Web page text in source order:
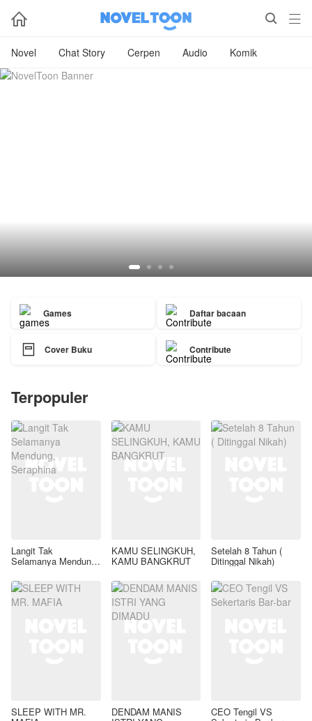
  
Novel Chat Story Cerpen Audio Komik
Games Daftar bacaan
 Cover Buku Contribute
Terpopuler
Langit Tak
Selamanya Mendung,
KAMU SELINGKUH,
KAMU BANGKRUT
Setelah 8 Tahun (
Ditinggal Nikah)
SLEEP WITH MR. DENDAM MANIS CEO Tengil VS